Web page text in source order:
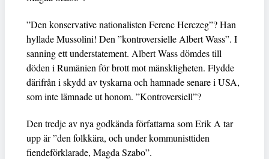
”Den konservative nationalisten Ferenc Herczeg”? Han
hyllade Mussolini! Den ”kontroversielle Albert Wass”. I
sanning ett understatement. Albert Wass dömdes till
döden i Rumänien för brott mot mänskligheten. Flydde
därifrån i skydd av tyskarna och hamnade senare i USA,
som inte lämnade ut honom. ”Kontroversiell”?
Den tredje av nya godkända författarna som Erik A tar
upp är ”den folkkära, och under kommunisttiden
fiendeförklarade, Magda Szabo”.